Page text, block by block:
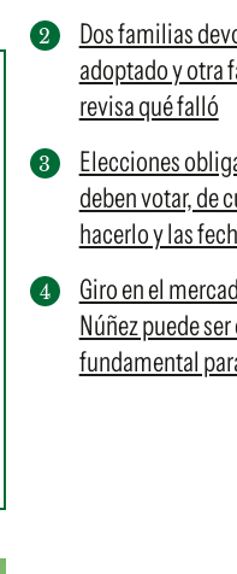
Dos familias
adoptado y otra
revisa qué falló
Elecciones
deben votar, de
hacerlo y las
Giro en el
Núñez puede
fundamental